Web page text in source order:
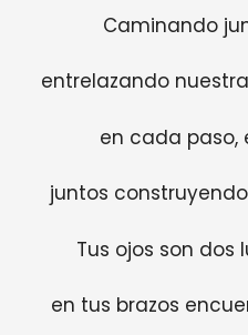
Caminando
entrelazando
en cada paso,
juntos
Tus ojos son dos
en tus brazos